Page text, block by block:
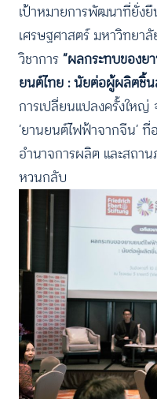
เป้าหมายการพัฒนาที่ยั่งยื
เศรษฐศาสตร์ มหาวิทยา
วิชาการ“ผลกระทบของ
ยนต์ไทย : นัยต่อผู้ผลิตชิ้น
การเปลี่ยนแปลงครั้งใหญ่
‘ยานยนต์ไฟฟ้าจากจีน’ ที่
อำนาจการผลิต และสถา
หวนกลับ